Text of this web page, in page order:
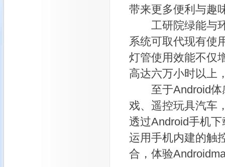
带来更多便利与趣
工研院绿能与环
系统可取代现有使
灯管使用效能不仅
高达六万小时以上
至于Android体
戏、遥控玩具汽车
透过Android手机
运用手机内建的触
合，体验